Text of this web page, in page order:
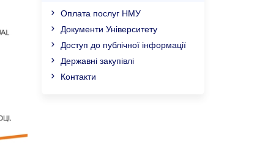
Оплата послуг НМУ
Документи Університету
Доступ до публічної інформації
Державні закупівлі
Контакти